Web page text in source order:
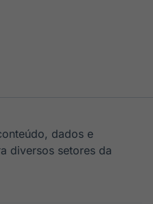
dados e
diversos setores da